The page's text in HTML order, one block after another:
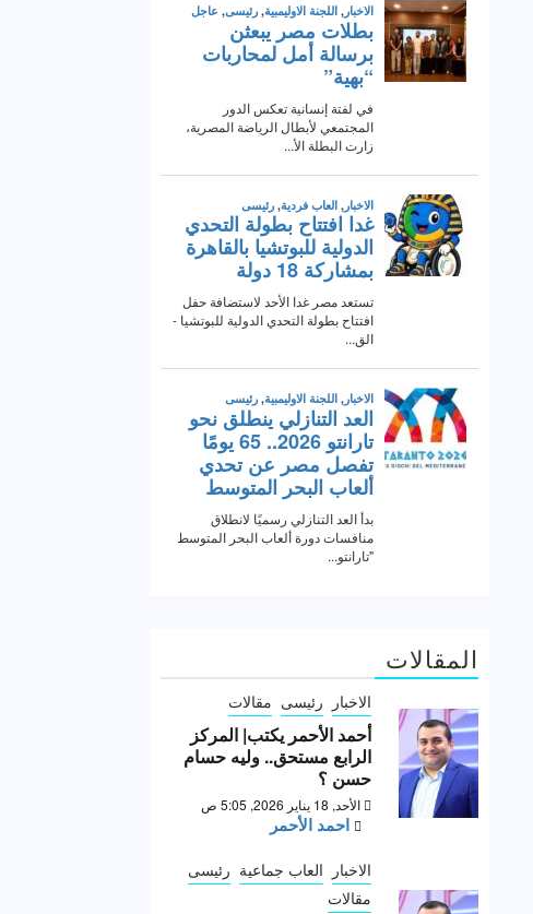
المقالات
الاخبار رئيسى مقالات
أحمد الأحمر يكتب| المركز
الرابع مستحق.. وليه حسام
حسن ؟
الأحد, 18 يناير 2026, 5:05 ص
احمد الأحمر
الاخبار العاب جماعية رئيسى
مقالات